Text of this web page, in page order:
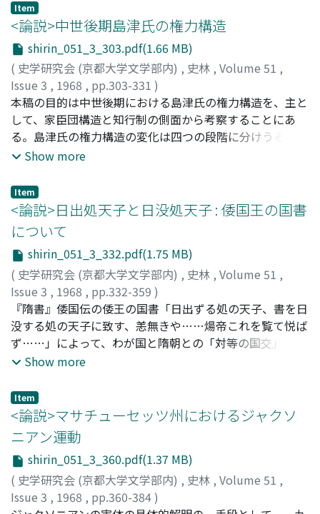
Item
<論説>中世後期島津氏の権力構造
shirin_051_3_303.pdf(1.66 MB)
( 史学研究会 (京都大学文学部内) , 史林 , Volume 51 ,
Issue 3 , 1968 , pp.303-331 )
稲本, 紀昭;Inamoto, Nariaki;イナモト, ナリアキ
本稿の目的は中世後期における島津氏の権力構造を、主と
して、家臣団構造と知行制の側面から考察することにあ
る。島津氏の権力構造の変化は四つの段階に分けうる。第
一は南北朝初期より応永年間の、守護大名化の始動期とも
樹立が進められる。第二は応永末期より文明年間までの、
守護領国体制の確立・展開期であり、「衆」として地域的
に掌握され直参する直臣団の存在が知られ、知行制は検地
等によって一層整備される。第三は文明より天文年間に至
る戦国大名への移行期で、有力農民の被官化が進められる
とともに在地との切断が行なわれ、地頭─衆中制が形成さ
れる。第四はそれ以降で、地頭─衆中制を核とした家臣団
組織は完成し、統一的軍役の規定をみ、戦国大名化は完了
する。だが、それは領主、農民間の矛盾が頂点に達したこ
とを意味し、農民の逃散は盛んに行なわれ、この矛盾の激
発をおさえるため、軍事力増強がたえず要請され、領土拡
Show more
Item
<論説>日出処天子と日没処天子 : 倭国王の国書
について
shirin_051_3_332.pdf(1.75 MB)
( 史学研究会 (京都大学文学部内) , 史林 , Volume 51 ,
Issue 3 , 1968 , pp.332-359 )
増村, 宏 ;Masumura, Hiroshi; マスムラ, ヒロシ
『隋書』倭国伝の倭王の国書「日出ずる処の天子、書を日
没する処の天子に致す、恙無きや……煬帝これを覧て悦ば
ず……」によって、わが国と隋朝との「対等の国交」、ま
たは「対等以上の国交」を説き、この日本の態度を煬帝が
従来の理解には「日出ずる処・東・日本」、「日没する
処・西・中国・隋」を自明の命題とする「日本史観」とも
いうべきものが感じられる。しかし中国の理念はわが国と
は同じくない。中国観念からすれば「日出ずる処」「日没
する処」は天下のさいはてであった。天下に君臨する「中
国天子」煬帝は自らを「日没する処の天子」とは考えてい
ない。また中国観念からは異民族の君長を「天子」と認め
Show more
Item
<論説>マサチューセッツ州におけるジャクソ
ニアン運動
shirin_051_3_360.pdf(1.37 MB)
( 史学研究会 (京都大学文学部内) , 史林 , Volume 51 ,
Issue 3 , 1968 , pp.360-384)